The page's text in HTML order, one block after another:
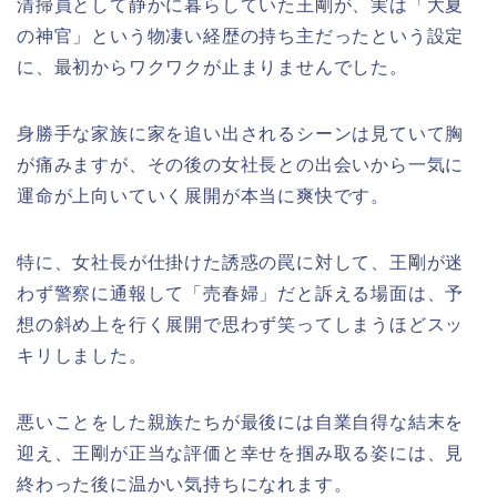
清掃員として静かに暮らしていた王剛が、実は「大夏
の神官」という物凄い経歴の持ち主だったという設定
に、最初からワクワクが止まりませんでした。
身勝手な家族に家を追い出されるシーンは見ていて胸
が痛みますが、その後の女社長との出会いから一気に
運命が上向いていく展開が本当に爽快です。
特に、女社長が仕掛けた誘惑の罠に対して、王剛が迷
わず警察に通報して「売春婦」だと訴える場面は、予
想の斜め上を行く展開で思わず笑ってしまうほどスッ
キリしました。
悪いことをした親族たちが最後には自業自得な結末を
迎え、王剛が正当な評価と幸せを掴み取る姿には、見
終わった後に温かい気持ちになれます。